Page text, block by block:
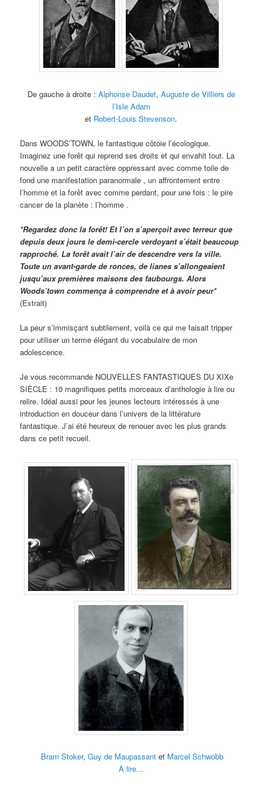
De gauche à droite : Alphonse Daudet, Auguste de Villiers de
l’Isle Adam
et Robert-Louis Stevenson.
Dans WOODS’TOWN, le fantastique côtoie l’écologique.
Imaginez une forêt qui reprend ses droits et qui envahit tout. La
nouvelle a un petit caractère oppressant avec comme toile de
fond une manifestation paranormale , un affrontement entre
l’homme et la forêt avec comme perdant, pour une fois : le pire
cancer de la planète : l’homme .
*Regardez donc la forêt! Et l’on s’aperçoit avec terreur que
depuis deux jours le demi-cercle verdoyant s’était beaucoup
rapproché. La forêt avait l’air de descendre vers la ville.
Toute un avant-garde de ronces, de lianes s’allongeaient
jusqu’aux premières maisons des faubourgs. Alors
Woods’town commença à comprendre et à avoir peur*
(Extrait)
La peur s’immisçant subtilement, voilà ce qui me faisait tripper
pour utiliser un terme élégant du vocabulaire de mon
adolescence.
Je vous recommande NOUVELLES FANTASTIQUES DU XIXe
SIÈCLE : 10 magnifiques petits morceaux d’anthologie à lire ou
relire. Idéal aussi pour les jeunes lecteurs intéressés à une
introduction en douceur dans l’univers de la littérature
fantastique. J’ai été heureux de renouer avec les plus grands
dans ce petit recueil.
Bram Stoker, Guy de Maupassant et Marcel Schwobb
À lire...